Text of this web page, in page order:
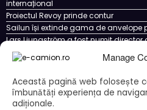
Manage
Această pagină web folosește
îmbunătăți experiența de
adiționale.
Blue River: 26.123 km cu un camion
internațional
Proiectul Revoy prinde contur
Sailun își extinde gama de anvelope
Lars Ljungström a fost numit director
Cookie Policy (EU)